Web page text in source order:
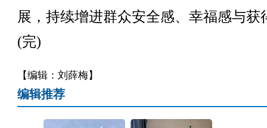
展，持续增进群众安全感、幸福感与获
(完)
【编辑：刘薛梅】
编辑推荐